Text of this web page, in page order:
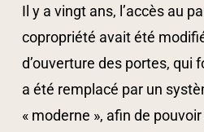
Il y a vingt ans, l’accès au
copropriété avait été
d’ouverture des portes, qui
a été remplacé par un
« moderne », afin de